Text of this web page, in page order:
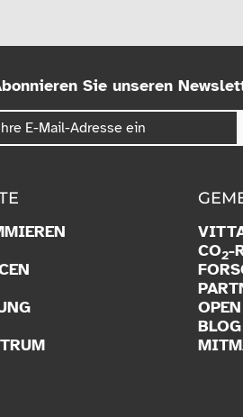
Sie unseren
CO2-
BLOG